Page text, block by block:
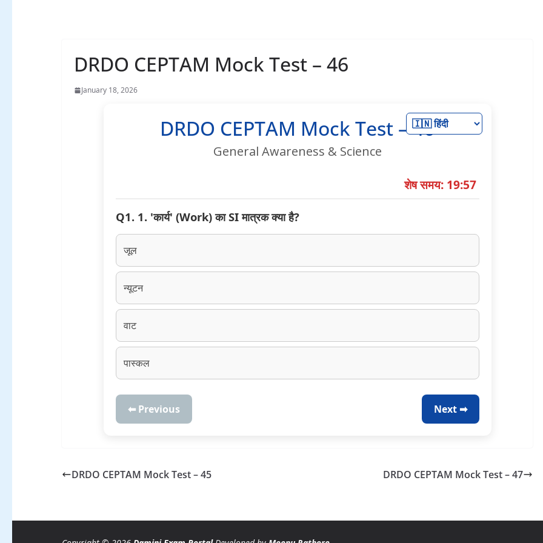
DRDO CEPTAM Mock Test – 46
January 18, 2026
DRDO CEPTAM Mock Test – 46
General Awareness & Science
शेष समय: 19:56
Q1. 1. 'कार्य' (Work) का SI मात्रक क्या है?
जूल
न्यूटन
वाट
पास्कल
⬅ Previous Next ➡
DRDO CEPTAM Mock Test – 45 DRDO CEPTAM Mock Test – 47